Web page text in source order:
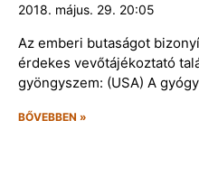
2018. május. 29. 20:05
Az emberi butaságot
érdekes vevőtájékoztató
gyöngyszem: (USA) A
BŐVEBBEN »